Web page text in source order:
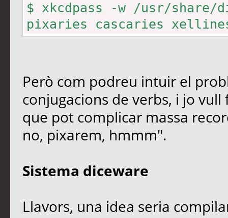
$ xkcdpass -w /usr/share/
pixaries cascaries
Però com podreu intuir el
conjugacions de verbs, i jo
que pot complicar massa
no, pixarem, hmmm".
Sistema diceware
Llavors, una idea seria